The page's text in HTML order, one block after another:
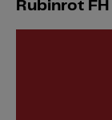
Rubinrot